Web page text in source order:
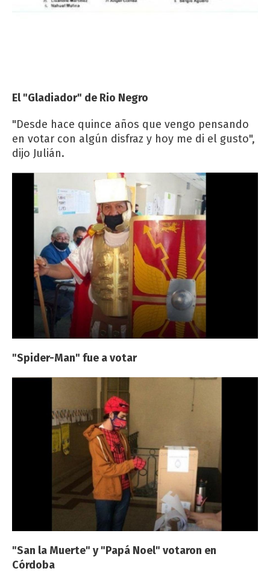
El "Gladiador" de Rio Negro
"Desde hace quince años que vengo pensando
en votar con algún disfraz y hoy me di el gusto",
dijo Julián.
"Spider-Man" fue a votar
"San la Muerte" y "Papá Noel" votaron en
Córdoba